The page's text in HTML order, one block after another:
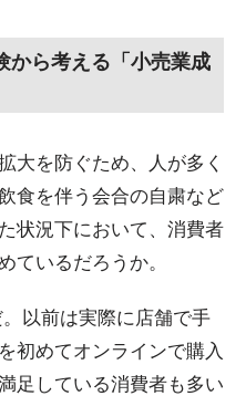
から考える「小売業成
大を防ぐため、人が多く
食を伴う会合の自粛など
状況下において、消費者
ているだろうか。
以前は実際に店舗で手
初めてオンラインで購入
足している消費者も多い